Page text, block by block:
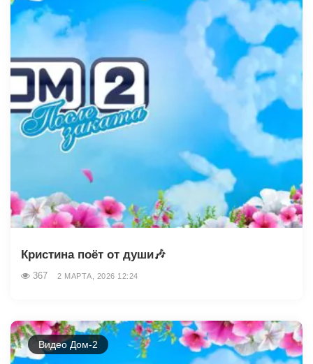
Кристина поёт от души🎶
367 2 МАРТА, 2026 12:24
Видео Дом-2